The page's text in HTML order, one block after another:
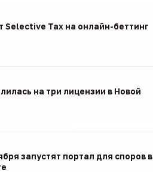
Selective Tax на онлайн-беттинг
на три лицензии в Новой
запустят портал для споров в